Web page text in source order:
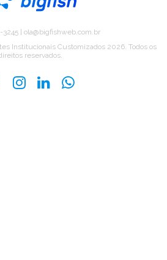
em contato
3245 | ola@bigfishweb.com.br
Institucionais Customizados 2026. Todos os
reservados.